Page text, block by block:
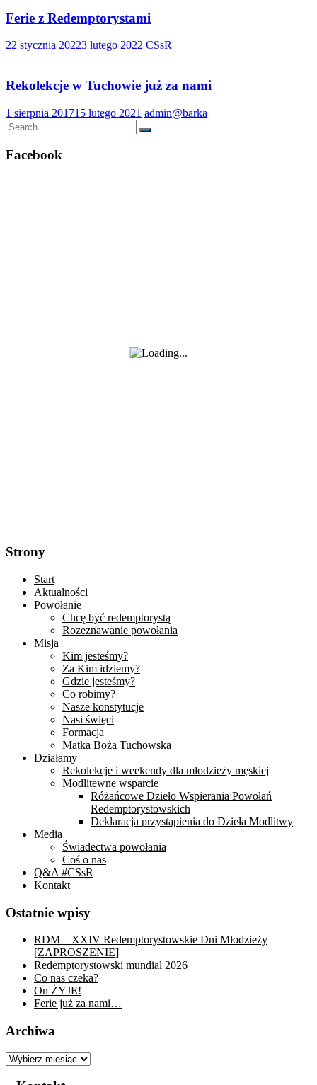
Ferie z Redemptorystami
22 stycznia 20223 lutego 2022 CSsR
Rekolekcje w Tuchowie już za nami
1 sierpnia 201715 lutego 2021 admin@barka
Search
for:
Search
Facebook
Strony
Start
Aktualności
Powołanie
Chcę być redemptorystą
Rozeznawanie powołania
Misja
Kim jesteśmy?
Za Kim idziemy?
Gdzie jesteśmy?
Co robimy?
Nasze konstytucje
Nasi święci
Formacja
Matka Boża Tuchowska
Działamy
Rekolekcje i weekendy dla młodzieży męskiej
Modlitewne wsparcie
Różańcowe Dzieło Wspierania Powołań
Redemptorystowskich
Deklaracja przystąpienia do Dzieła Modlitwy
Media
Świadectwa powołania
Coś o nas
Q&A #CSsR
Kontakt
Ostatnie wpisy
RDM – XXIV Redemptorystowskie Dni Młodzieży
[ZAPROSZENIE]
Redemptorystowski mundial 2026
Co nas czeka?
On ŻYJE!
Ferie już za nami…
Archiwa
Archiwa